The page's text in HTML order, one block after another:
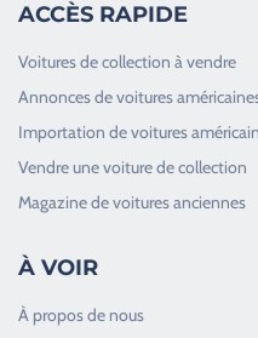
ACCÈS RAPIDE
Voitures de collection à vendre
Annonces de voitures
Importation de voitures
Vendre une voiture de collection
Magazine de voitures anciennes
À VOIR
À propos de nous